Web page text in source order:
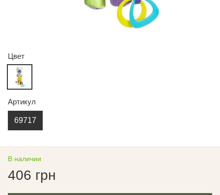
Цвет
Артикул
69717
В наличии
406 грн